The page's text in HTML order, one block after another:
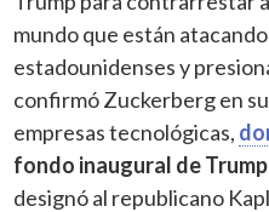
mundo que están
estadounidenses y
confirmó Zuckerberg en
empresas tecnológicas,
fondo inaugural de
designó al republicano